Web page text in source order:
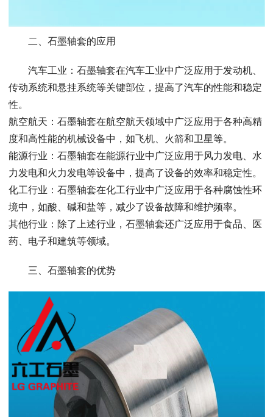
二、石墨轴套的应用
汽车工业：石墨轴套在汽车工业中广泛应用于发动机、
传动系统和悬挂系统等关键部位，提高了汽车的性能和稳定
性。
航空航天：石墨轴套在航空航天领域中广泛应用于各种高精
度和高性能的机械设备中，如飞机、火箭和卫星等。
能源行业：石墨轴套在能源行业中广泛应用于风力发电、水
力发电和火力发电等设备中，提高了设备的效率和稳定性。
化工行业：石墨轴套在化工行业中广泛应用于各种腐蚀性环
境中，如酸、碱和盐等，减少了设备故障和维护频率。
其他行业：除了上述行业，石墨轴套还广泛应用于食品、医
药、电子和建筑等领域。
三、石墨轴套的优势